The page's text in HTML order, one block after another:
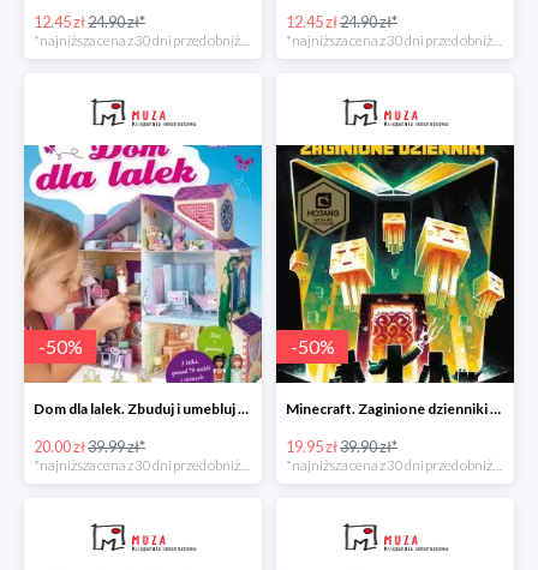
12.45 zł24.90 zł* 12.45 zł24.90 zł*
-50%
Dom dla lalek. Zbuduj i umebluj -50%
20.00 zł39.99 zł*
*najniższa cena z 30 dni przed obniżką
-50%
Minecraft. Zaginione dzienniki -50%
19.95 zł39.90 zł*
*najniższa cena z 30 dni przed obniżką